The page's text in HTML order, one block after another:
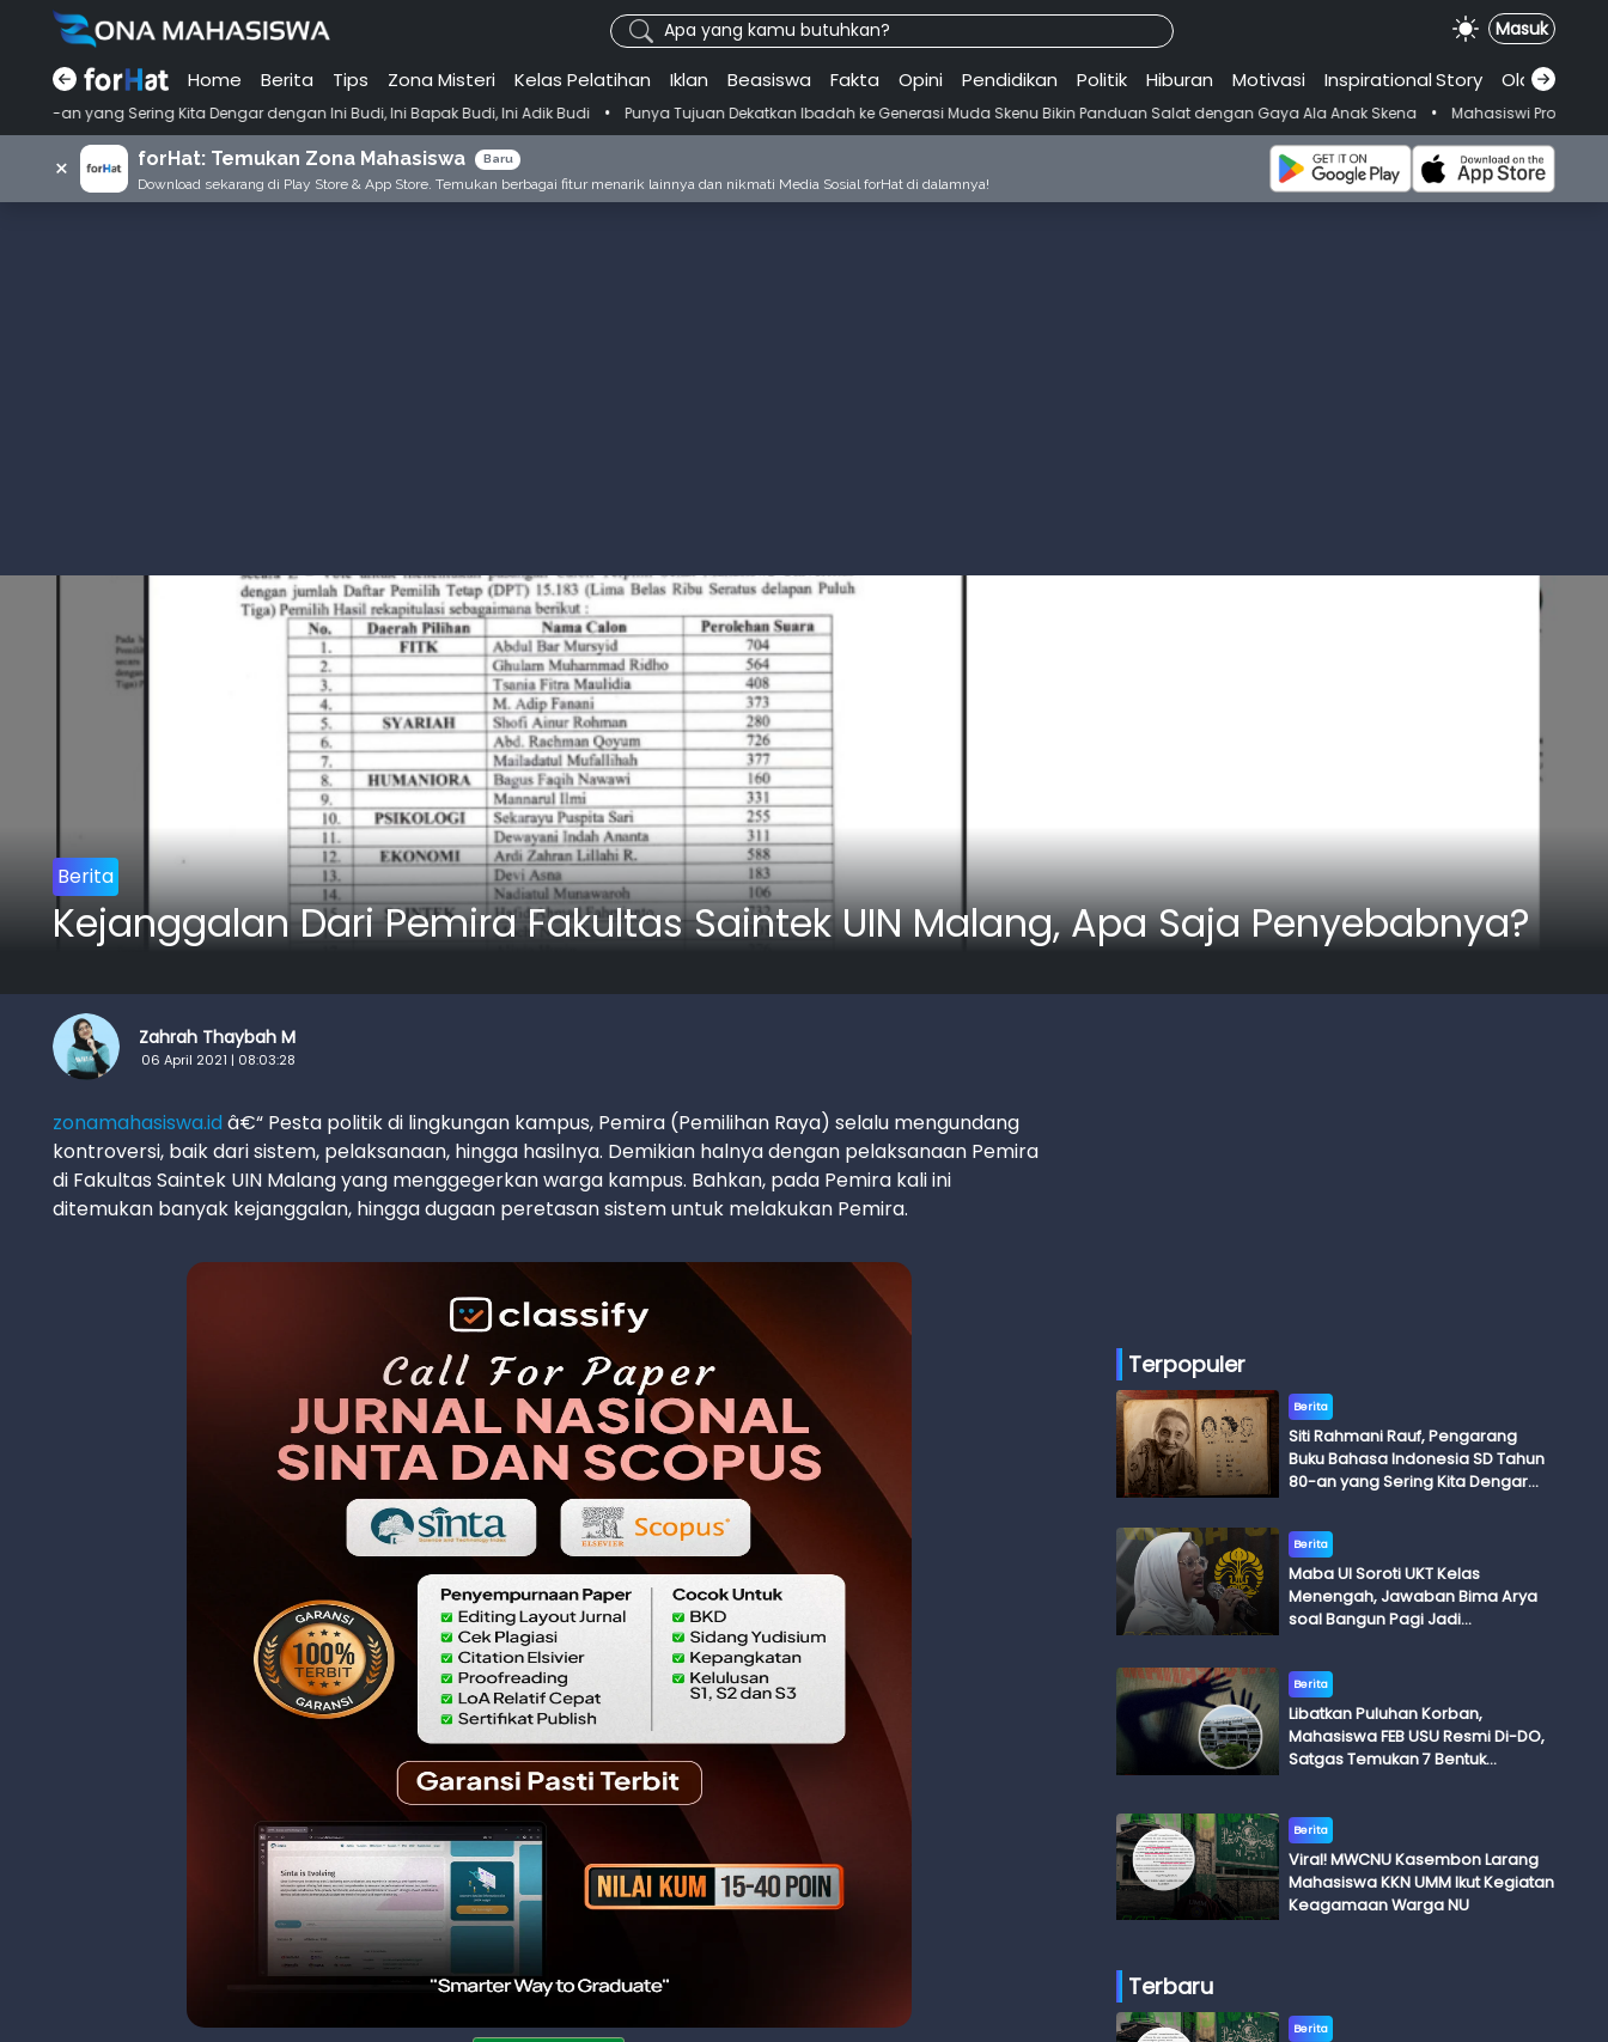
Apa yang kamu butuhkan? Masuk
Home Berita Tips Zona Misteri Kelas Pelatihan Iklan Beasiswa Fakta Opini Pendidikan Politik Hiburan Motivasi Inspirational.Story Olahraga
Sering Kita Dengar dengan Ini Budi, Ini Bapak Budi, Ini Adik Budi • Punya Tujuan Dekatkan Ibadah ke Generasi Muda Skenu Bikin Panduan Salat dengan Gaya Ala Anak Skena • Mahasiswi Prodi FKM-Undana
× forHat: Temukan Zona Mahasiswa Baru
Download sekarang di Play Store & App Store. Temukan berbagai fitur menarik lainnya dan nikmati Media Sosial forHat di dalamnya!
Berita
Kejanggalan Dari Pemira Fakultas Saintek UIN Malang, Apa Saja Penyebabnya?
Zahrah Thaybah M
06 April 2021 | 08:03:28
zonamahasiswa.id â€“ Pesta politik di lingkungan kampus, Pemira (Pemilihan Raya) selalu mengundang
kontroversi, baik dari sistem, pelaksanaan, hingga hasilnya. Demikian halnya dengan pelaksanaan Pemira
di Fakultas Saintek UIN Malang yang menggegerkan warga kampus. Bahkan, pada Pemira kali ini
ditemukan banyak kejanggalan, hingga dugaan peretasan sistem untuk melakukan Pemira.
Terpopuler
Berita
Siti Rahmani Rauf, Pengarang
Buku Bahasa Indonesia SD Tahun
80-an yang Sering Kita Dengar
Adik Budi
Berita
Maba UI Soroti UKT Kelas
Menengah, Jawaban Bima Arya
soal Bangun Pagi Jadi
Berita
Libatkan Puluhan Korban,
Mahasiswa FEB USU Resmi Di-DO,
Satgas Temukan 7 Bentuk
Berita
Viral! MWCNU Kasembon Larang
Mahasiswa KKN UMM Ikut Kegiatan
Keagamaan Warga NU
Terbaru
Berita